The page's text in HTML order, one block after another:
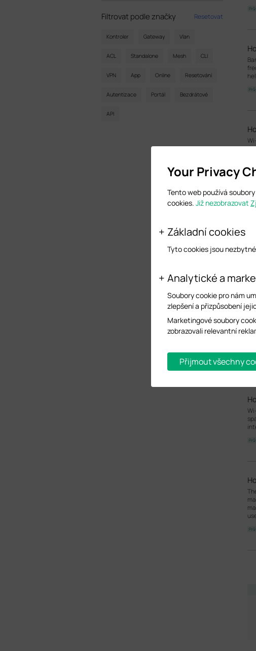
Filtrovat podle značky Resetovat
Kontroler Gateway Vlan
ACL Standalone Mesh CLI
VPN App Online Resetování
Autentizace Portál Bezdrátové
API
Your Privacy
Tento web používá
cookies. Již nezobrazovat
Základní cookies
Tyto cookies jsou
Analytické a
Soubory cookie pro nám
zlepšení a přizpůsobení
Marketingové soubory
zobrazovali relevantní
Přijmout všechny